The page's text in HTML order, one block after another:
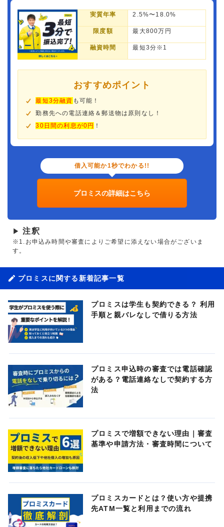
実質年率 2.5%〜18.0%
限度額 最大800万円
融資時間 最短3分※1
おすすめポイント
最短3分融資 も可能！
勤務先への電話連絡＆郵送物は原則なし！
30日間の利息が0円 ！
借入可能か1秒でわかる!!
プロミスの詳細はこちら
▶ 注釈
※1.お申込み時間や審査によりご希望に添えない場合がございま
す。
プロミスに関する新着記事一覧
プロミスは学生も契約できる？ 利用
手順と親バレなしで借りる方法
プロミス申込時の審査では電話確認
がある？電話連絡なしで契約する方
法
プロミスで増額できない理由｜審査
基準や申請方法・審査時間について
プロミスカードとは？使い方や提携
先ATM一覧と利用までの流れ